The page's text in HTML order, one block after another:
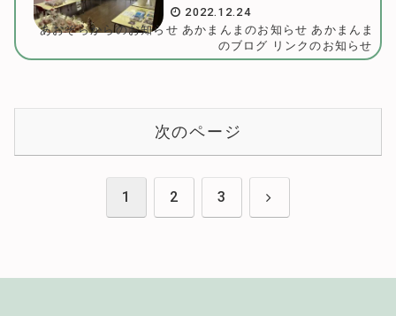
2022.12.24
あおぞらからのお知らせ あかまんまのお知らせ あかまんま
のブログ リンクのお知らせ
次のページ
1 2 3 次